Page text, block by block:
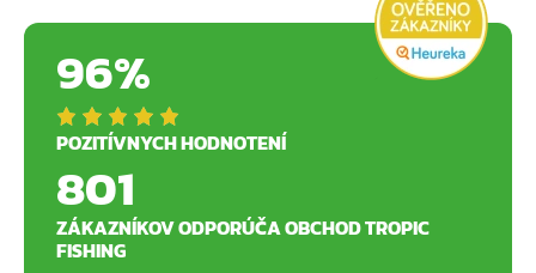
96%
POZITÍVNYCH HODNOTENÍ
801
ZÁKAZNÍKOV ODPORÚČA OBCHOD TROPIC
FISHING